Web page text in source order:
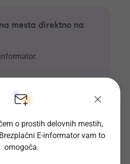
mesta direktno na
o prostih delovnih mestih,
E-informator vam to
omogoča.